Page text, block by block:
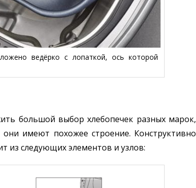
ведёрко с лопаткой, ось которой
большой выбор хлебопечек разных марок,
имеют похожее строение. Конструктивно
из следующих элементов и узлов: